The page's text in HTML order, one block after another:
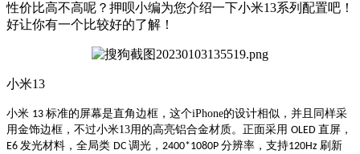
性价比高不高呢？押呗小编为您介绍一下小米13系列配置吧！
好让你有一个比较好的了解！
小米13
小米 13 标准的屏幕是直角边框，这个iPhone的设计相似，并且同样采
用金饰边框，不过小米13用的高亮铝合金材质。正面采用 OLED 直屏，
E6 发光材料，全局类 DC 调光， 2400*1080P 分辨率，支持120Hz 刷新